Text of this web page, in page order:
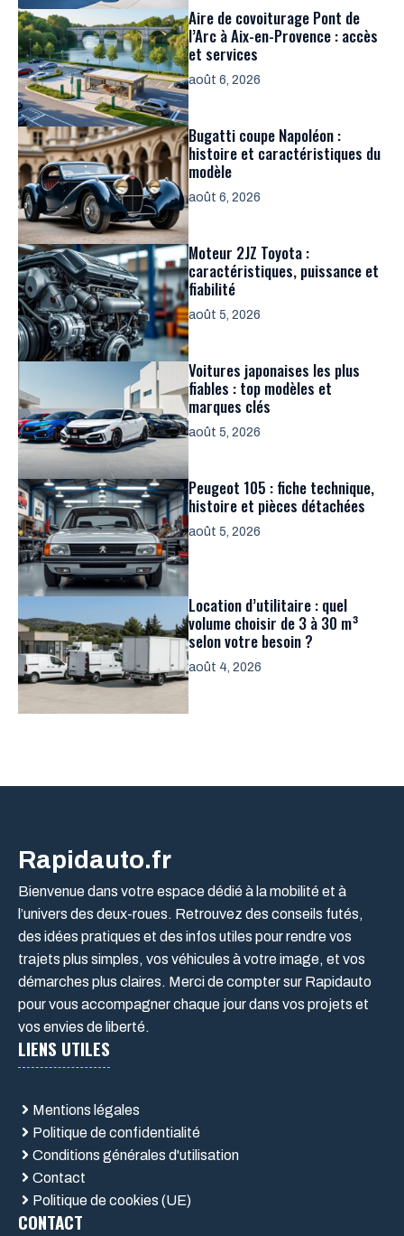
Aire de covoiturage Pont de
l’Arc à Aix-en-Provence : accès
et services
août 6, 2026
Bugatti coupe Napoléon :
histoire et caractéristiques du
modèle
août 6, 2026
Moteur 2JZ Toyota :
caractéristiques, puissance et
fiabilité
août 5, 2026
Voitures japonaises les plus
fiables : top modèles et
marques clés
août 5, 2026
Peugeot 105 : fiche technique,
histoire et pièces détachées
août 5, 2026
Location d’utilitaire : quel
volume choisir de 3 à 30 m³
selon votre besoin ?
août 4, 2026
Rapidauto.fr
Bienvenue dans votre espace dédié à la mobilité et à
l’univers des deux-roues. Retrouvez des conseils futés,
des idées pratiques et des infos utiles pour rendre vos
trajets plus simples, vos véhicules à votre image, et vos
démarches plus claires. Merci de compter sur Rapidauto
pour vous accompagner chaque jour dans vos projets et
vos envies de liberté.
LIENS UTILES
Mentions légales
Politique de confidentialité
Conditions générales d'utilisation
Contact
Politique de cookies (UE)
CONTACT